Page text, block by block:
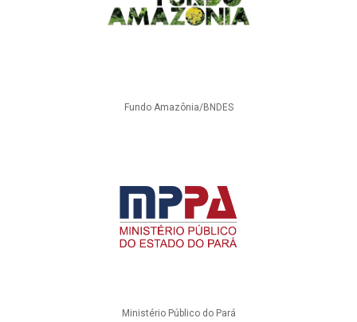
Fundo Amazônia/BNDES
Ministério Público do Pará